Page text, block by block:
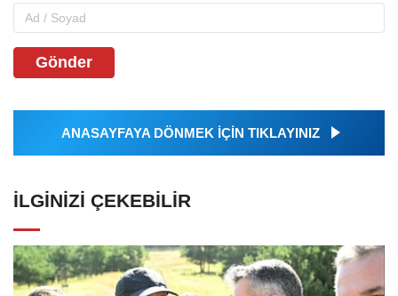
Gönder
ANASAYFAYA DÖNMEK İÇİN TIKLAYINIZ
İLGINIZI ÇEKEBILIR